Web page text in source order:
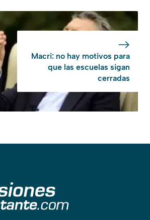
Macri: no hay motivos para
que las escuelas sigan
cerradas